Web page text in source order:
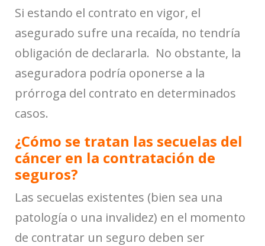
Si estando el contrato en vigor, el
asegurado sufre una recaída, no tendría
obligación de declararla. No obstante, la
aseguradora podría oponerse a la
prórroga del contrato en determinados
casos.
¿Cómo se tratan las secuelas del
cáncer en la contratación de
seguros?
Las secuelas existentes (bien sea una
patología o una invalidez) en el momento
de contratar un seguro deben ser